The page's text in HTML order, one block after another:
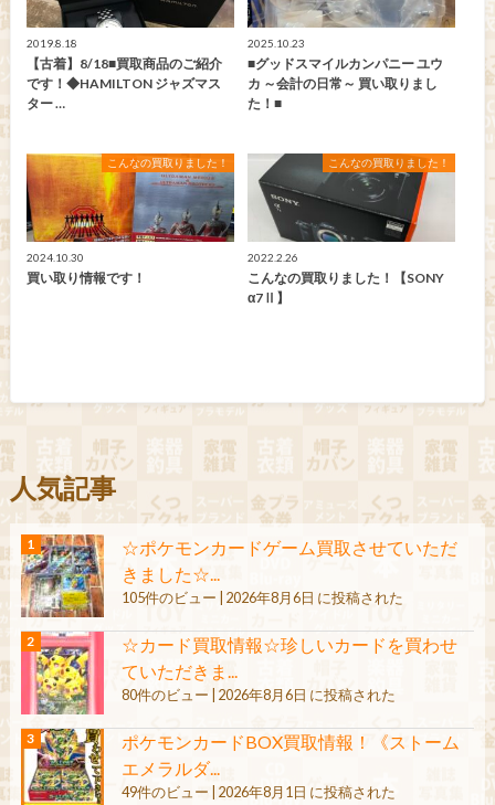
2019.8.18
【古着】8/18■買取商品のご紹介
です！◆HAMILTON ジャズマス
ター …
2025.10.23
■グッドスマイルカンパニー ユウ
カ ～会計の日常～ 買い取りまし
た！■
こんなの買取りました！
2024.10.30
買い取り情報です！
こんなの買取りました！
2022.2.26
こんなの買取りました！【SONY
α7Ⅱ】
人気記事
☆ポケモンカードゲーム買取させていただ
きました☆...
105件のビュー | 2026年8月6日 に投稿された
☆カード買取情報☆珍しいカードを買わせ
ていただきま...
80件のビュー | 2026年8月6日 に投稿された
ポケモンカードBOX買取情報！《ストーム
エメラルダ...
49件のビュー | 2026年8月1日 に投稿された